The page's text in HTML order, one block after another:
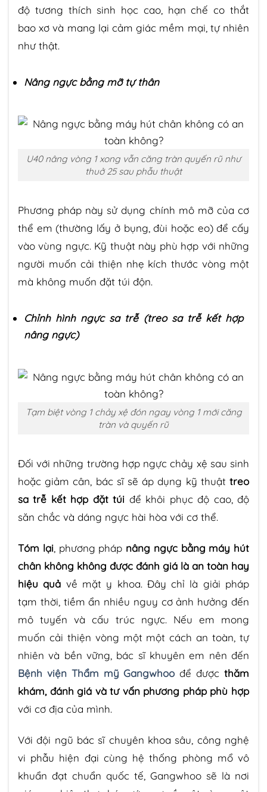
độ tương thích sinh học cao, hạn chế co thắt
bao xơ và mang lại cảm giác mềm mại, tự nhiên
như thật.
Nâng ngực bằng mỡ tự thân
U40 nâng vòng 1 xong vẫn căng tràn quyến rũ như
thuở 25 sau phẫu thuật
Phương pháp này sử dụng chính mô mỡ của cơ
thể em (thường lấy ở bụng, đùi hoặc eo) để cấy
vào vùng ngực. Kỹ thuật này phù hợp với những
người muốn cải thiện nhẹ kích thước vòng một
mà không muốn đặt túi độn.
Chỉnh hình ngực sa trễ (treo sa trễ kết hợp
nâng ngực)
Tạm biệt vòng 1 chảy xệ đón ngay vòng 1 mới căng
tràn và quyến rũ
Đối với những trường hợp ngực chảy xệ sau sinh
hoặc giảm cân, bác sĩ sẽ áp dụng kỹ thuật treo
sa trễ kết hợp đặt túi để khôi phục độ cao, độ
săn chắc và dáng ngực hài hòa với cơ thể.
Tóm lại, phương pháp nâng ngực bằng máy hút
chân không không được đánh giá là an toàn hay
hiệu quả về mặt y khoa. Đây chỉ là giải pháp
tạm thời, tiềm ẩn nhiều nguy cơ ảnh hưởng đến
mô tuyến và cấu trúc ngực. Nếu em mong
muốn cải thiện vòng một một cách an toàn, tự
nhiên và bền vững, bác sĩ khuyên em nên đến
Bệnh viện Thẩm mỹ Gangwhoo để đượcthăm
khám, đánh giá và tư vấn phương pháp phù hợp
với cơ địa của mình.
Với đội ngũ bác sĩ chuyên khoa sâu, công nghệ
vi phẫu hiện đại cùng hệ thống phòng mổ vô
khuẩn đạt chuẩn quốc tế, Gangwhoo sẽ là nơi